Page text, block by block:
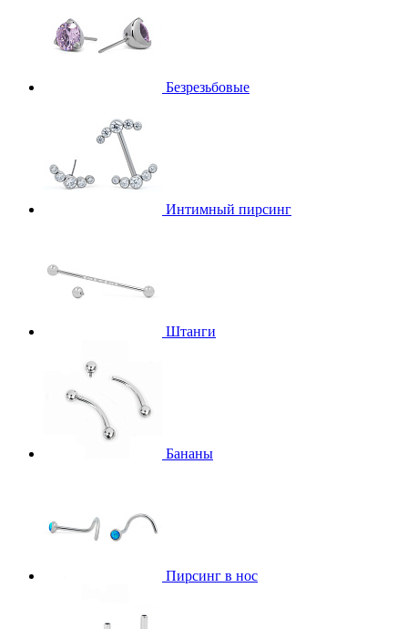
Безрезьбовые
Интимный пирсинг
Штанги
Бананы
Пирсинг в нос